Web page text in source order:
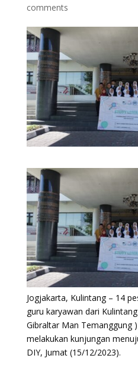
comments
Jogjakarta, Kulintang – 14
guru karyawan dari
Gibraltar Man Temanggung
melakukan kunjungan
DIY, Jumat (15/12/2023).